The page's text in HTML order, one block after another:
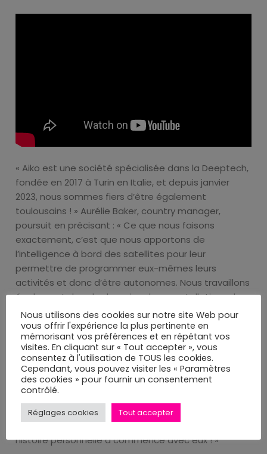
« Aiko est une société spécialisée dans la Deeptech,
fondée en 2017 à Turin en Italie, et depuis janvier
2023, nous sommes fiers d’être également
toulousains ! » Aurélie Baker, country manager,
poursuit en précisant : « Ce que nous faisons
exactement, c’est que nous apportons de
l’intelligence à bord des satellites pour leur
permettre de programmer eux-mêmes leurs
activités et donc d’être autonomes. Nous travaillons
également dans le domaine des constellations de
satellites. »
« C’est pourquoi le choix de s’implanter à Toulouse,
la capitale européenne de l’aérospatial, s’est vite
imposé comme une évidence. Grâce à
l’accompagnement d’Invest In Toulouse, notre
arrivée s’est faite dans les meilleures conditions et
c’est même avec l’agence que j’ai rencontré les
dirigeants d’Aiko pour la première fois et que mon
histoire personnelle a commencé avec eux ! »
Nous utilisons des cookies sur notre site Web pour
vous offrir l'expérience la plus pertinente en
mémorisant vos préférences et en répétant vos
visites. En cliquant sur « Tout accepter », vous
consentez à l'utilisation de TOUS les cookies.
Cependant, vous pouvez visiter les « Paramètres
des cookies » pour fournir un consentement
contrôlé.
Réglages cookies Tout accepter